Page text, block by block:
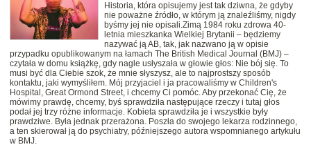
Historia, która opisujemy jest tak dziwna, że gdyby
nie poważne źródło, w którym ją znaleźliśmy, nigdy
byśmy jej nie opisali.Zimą 1984 roku zdrowa 40-
letnia mieszkanka Wielkiej Brytanii – będziemy
nazywać ją AB, tak, jak nazwano ją w opisie
przypadku opublikowanym na łamach The British Medical Journal (BMJ) –
czytała w domu książkę, gdy nagle usłyszała w głowie głos: Nie bój się. To
musi być dla Ciebie szok, że mnie słyszysz, ale to najprostszy sposób
kontaktu, jaki wymyśliłem. Mój przyjaciel i ja pracowaliśmy w Children's
Hospital, Great Ormond Street, i chcemy Ci pomóc. Aby przekonać Cię, że
mówimy prawdę, chcemy, byś sprawdziła następujące rzeczy i tutaj głos
podał jej trzy różne informacje. Kobieta sprawdziła je i wszystkie były
prawdziwe. Była jednak przerażona. Poszła do swojego lekarza rodzinnego,
a ten skierował ją do psychiatry, późniejszego autora wspomnianego artykułu
w BMJ.